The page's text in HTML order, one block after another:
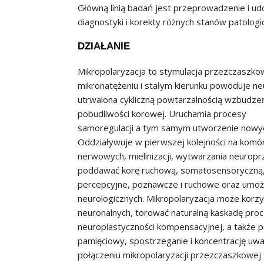
Główną linią badań jest przeprowadzenie i
diagnostyki i korekty różnych stanów
DZIAŁANIE
Mikropolaryzacja to stymulacja
mikronatężeniu i stałym kierunku powoduje
utrwalona cykliczną powtarzalnością
pobudliwości korowej. Uruchamia procesy
samoregulacji a tym samym utworzenie
Oddziaływuje w pierwszej kolejności na
nerwowych, mielinizacji, wytwarzania
poddawać korę ruchową,
percepcyjne, poznawcze i ruchowe oraz
neurologicznych. Mikropolaryzacja może
neuronalnych, torować naturalną kaskadę
neuroplastyczności kompensacyjnej, a także
pamięciowy, spostrzeganie i koncentrację
połączeniu mikropolaryzacji